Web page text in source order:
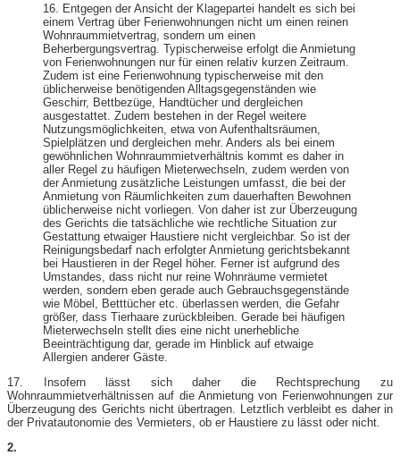
16. Entgegen der Ansicht der Klagepartei handelt es sich bei
einem Vertrag über Ferienwohnungen nicht um einen reinen
Wohnraummietvertrag, sondern um einen
Beherbergungsvertrag. Typischerweise erfolgt die Anmietung
von Ferienwohnungen nur für einen relativ kurzen Zeitraum.
Zudem ist eine Ferienwohnung typischerweise mit den
üblicherweise benötigenden Alltagsgegenständen wie
Geschirr, Bettbezüge, Handtücher und dergleichen
ausgestattet. Zudem bestehen in der Regel weitere
Nutzungsmöglichkeiten, etwa von Aufenthaltsräumen,
Spielplätzen und dergleichen mehr. Anders als bei einem
gewöhnlichen Wohnraummietverhältnis kommt es daher in
aller Regel zu häufigen Mieterwechseln, zudem werden von
der Anmietung zusätzliche Leistungen umfasst, die bei der
Anmietung von Räumlichkeiten zum dauerhaften Bewohnen
üblicherweise nicht vorliegen. Von daher ist zur Überzeugung
des Gerichts die tatsächliche wie rechtliche Situation zur
Gestattung etwaiger Haustiere nicht vergleichbar. So ist der
Reinigungsbedarf nach erfolgter Anmietung gerichtsbekannt
bei Haustieren in der Regel höher. Ferner ist aufgrund des
Umstandes, dass nicht nur reine Wohnräume vermietet
werden, sondern eben gerade auch Gebrauchsgegenstände
wie Möbel, Betttücher etc. überlassen werden, die Gefahr
größer, dass Tierhaare zurückbleiben. Gerade bei häufigen
Mieterwechseln stellt dies eine nicht unerhebliche
Beeinträchtigung dar, gerade im Hinblick auf etwaige
Allergien anderer Gäste.
17. Insofern lässt sich daher die Rechtsprechung zu
Wohnraummietverhältnissen auf die Anmietung von Ferienwohnungen zur
Überzeugung des Gerichts nicht übertragen. Letztlich verbleibt es daher in
der Privatautonomie des Vermieters, ob er Haustiere zu lässt oder nicht.
2.